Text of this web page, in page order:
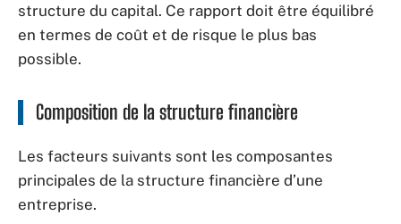
structure du capital. Ce rapport doit être équilibré
en termes de coût et de risque le plus bas
possible.
Composition de la structure financière
Les facteurs suivants sont les composantes
principales de la structure financière d’une
entreprise.